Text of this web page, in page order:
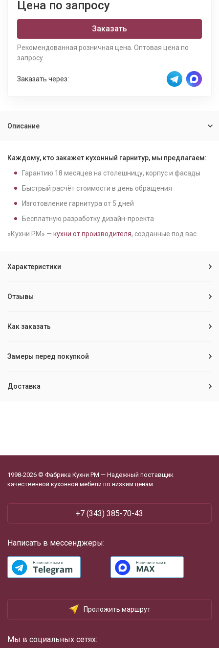
Цена по запросу
Заказать
Рекомендованная розничная цена. Оптовая цена по
запросу.
Заказать через:
Описание
Каждому, кто закажет кухонный гарнитур, мы предлагаем:
Гарантию 18 месяцев на столешницу, корпус и фасады
Быстрый расчёт стоимости в день обращения
Изготовление гарнитура от 5 дней
Бесплатную разработку дизайн-проекта
«Кухни РМ» — кухни от производителя, созданные под вас.
Характеристики
Отзывы
Как заказать
Замеры перед покупкой
Доставка
1998-2026 © Фабрика Кухни РМ — Надежный поставщик
качественной кухонной мебели по низким ценам
+7 (343) 385-70-43
Написать в мессенджеры:
Проложить маршрут
Мы в социальных сетях: